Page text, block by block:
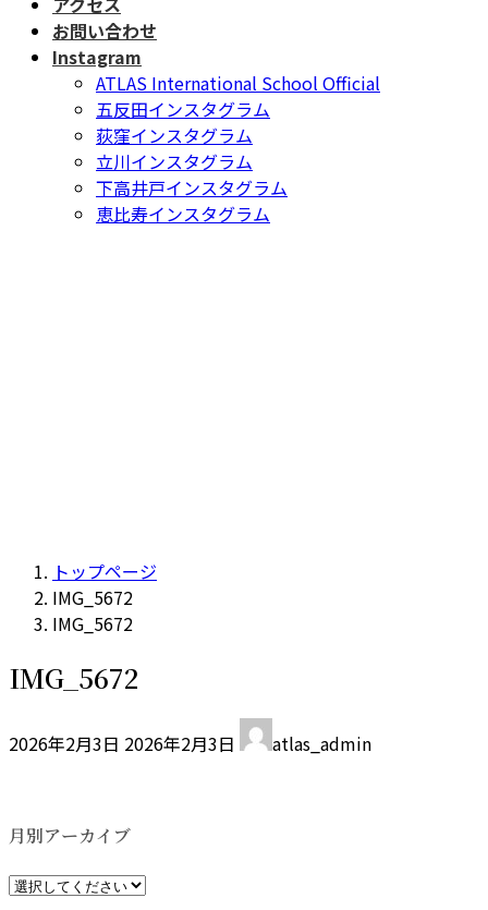
お問い合わせ
Instagram
ATLAS International School Official
五反田インスタグラム
荻窪インスタグラム
立川インスタグラム
下高井戸インスタグラム
恵比寿インスタグラム
トップページ
IMG_5672
IMG_5672
IMG_5672
2026年2月3日 終
日
:
2026年2月3日 atlas_admin
月別アーカイブ